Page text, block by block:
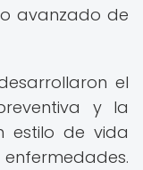
avanzado de
el
y la
estilo de vida